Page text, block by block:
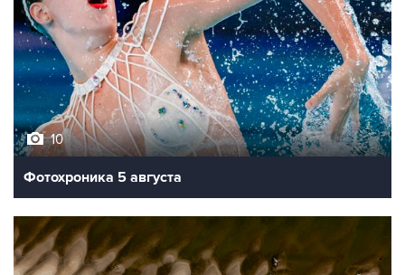
10
Фотохроника 5 августа